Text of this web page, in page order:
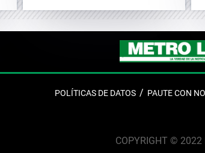
POLÍTICAS DE DATOS PAUTE CON
COPYRIGHT ©